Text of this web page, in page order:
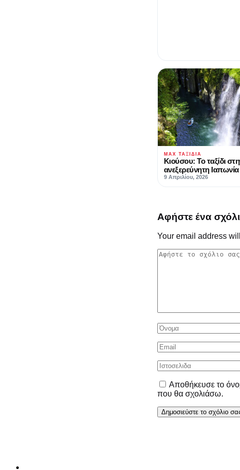
MAX ΤΑΞΊΔΙΑ
Κιούσου: Το ταξίδι
ανεξερεύνητη Ιαπωνία
9 Απριλίου, 2026
Αφήστε ένα
Your email address
Αποθήκευσε το
που θα σχολιάσω.